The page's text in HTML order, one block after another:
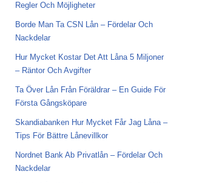
Regler Och Möjligheter
Borde Man Ta CSN Lån – Fördelar Och
Nackdelar
Hur Mycket Kostar Det Att Låna 5 Miljoner
– Räntor Och Avgifter
Ta Över Lån Från Föräldrar – En Guide För
Första Gångsköpare
Skandiabanken Hur Mycket Får Jag Låna –
Tips För Bättre Lånevillkor
Nordnet Bank Ab Privatlån – Fördelar Och
Nackdelar